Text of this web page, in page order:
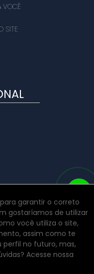
VOCÊ
SITE
garantir o correto
gostaríamos de utilizar
você utiliza o site,
assim como te
no futuro, mas,
Acesse nossa